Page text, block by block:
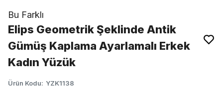
Bu Farklı
Elips Geometrik Şeklinde Antik
Gümüş Kaplama Ayarlamalı Erkek
Kadın Yüzük
Ürün Kodu: YZK1138